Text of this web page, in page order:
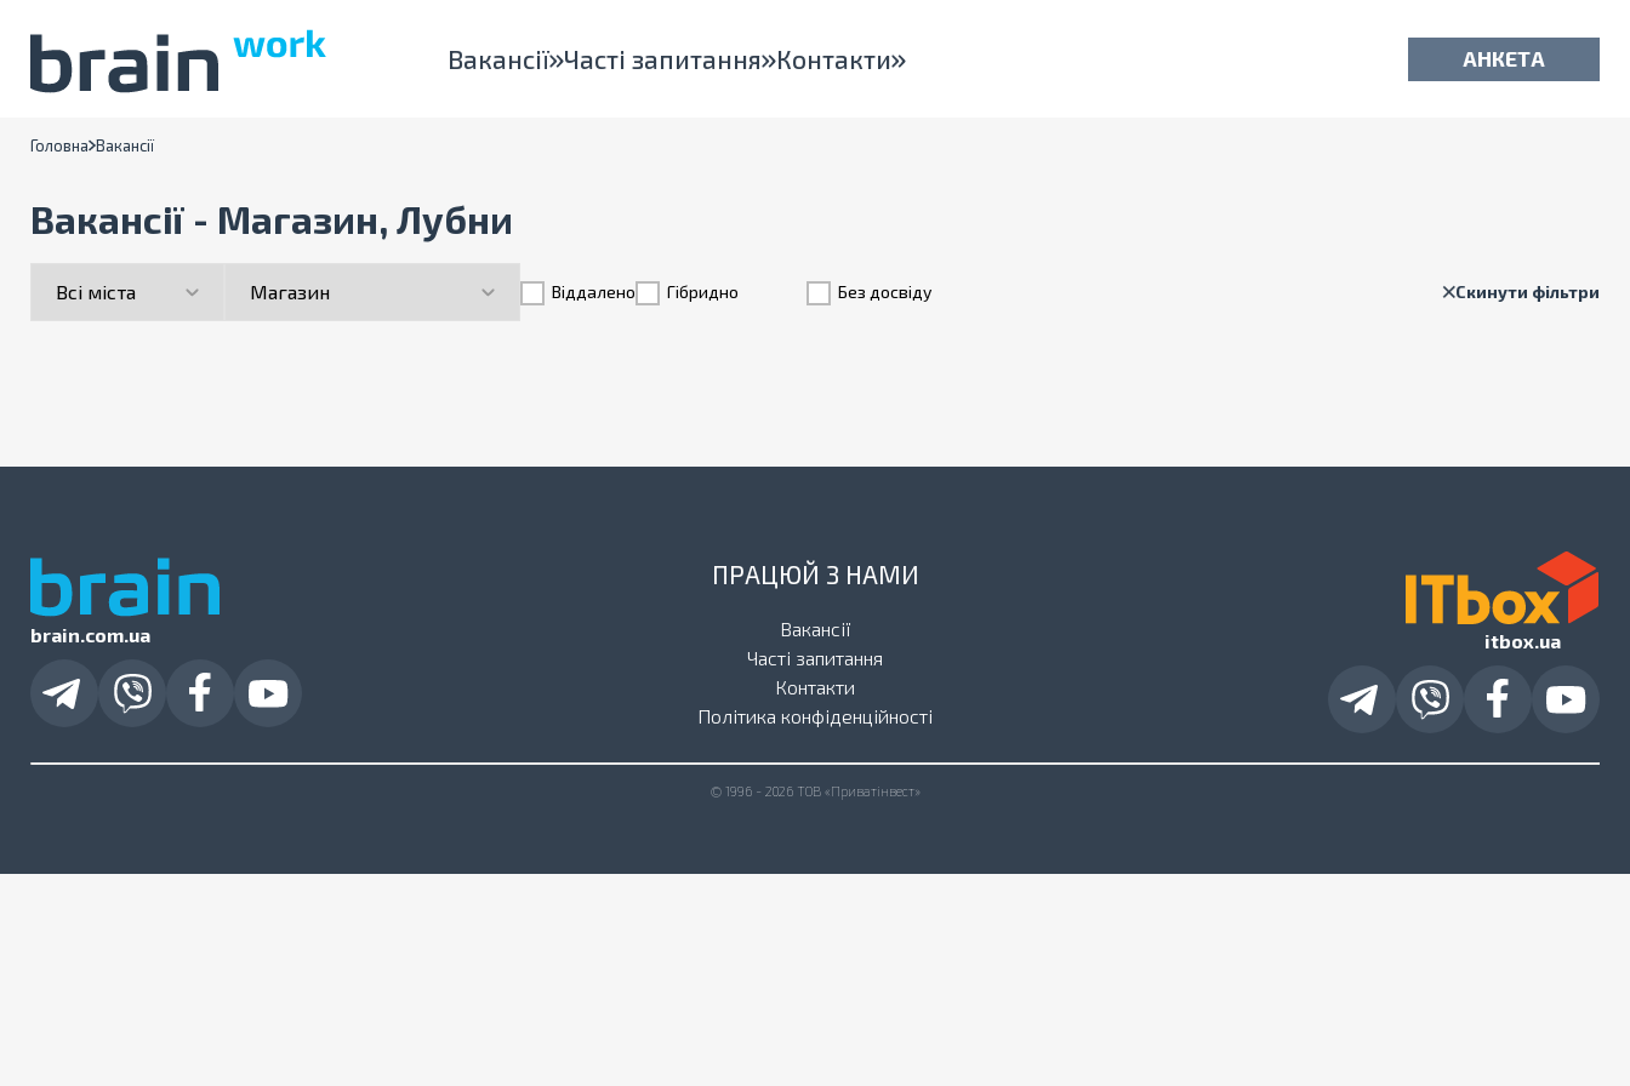
Вакансії Часті запитання Контакти АНКЕТА
Головна Вакансії
Вакансії - Магазин, Лубни
Віддалено Гiбридно Без досвіду Скинути фільтри
brain.com.ua
ПРАЦЮЙ З НАМИ
Вакансії
Часті запитання
Контакти
Політика конфіденційності
itbox.ua
© 1996 - 2026 ТОВ «Приватінвест»